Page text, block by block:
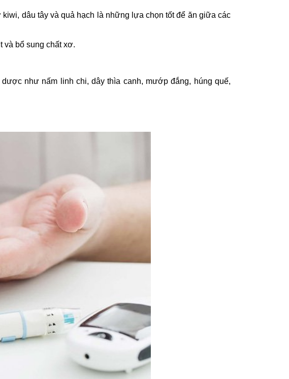
dâu tây và quả hạch là những lựa chọn tốt để ăn giữa các
và bổ sung chất xơ.
như nấm linh chi, dây thìa canh, mướp đắng, húng quế,